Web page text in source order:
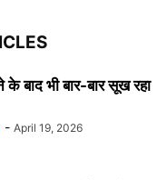
बाद भी बार-बार सूख रहा
- April 19, 2026